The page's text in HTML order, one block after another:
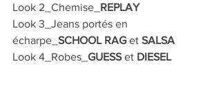
Look 2_Chemise_ REPLAY
Look 3_Jeans portés en
écharpe_ SCHOOL RAG et SALSA
Look 4_Robes_ GUESS et DIESEL